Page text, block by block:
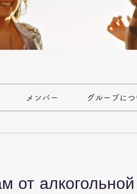
メンバー グループにつ
от алкогольной